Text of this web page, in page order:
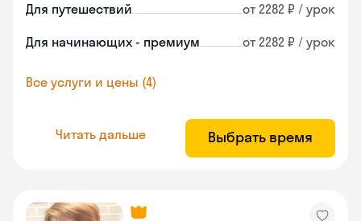
Для путешествий от 2282 ₽ / урок
Для начинающих - премиум от 2282 ₽ / урок
Все услуги и цены (4)
Читать дальше Выбрать время